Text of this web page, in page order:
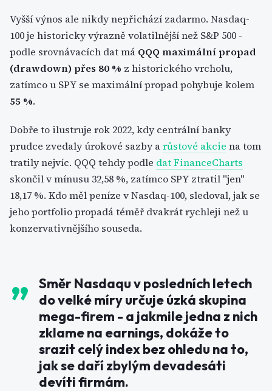
Vyšší výnos ale nikdy nepřichází zadarmo. Nasdaq-
100 je historicky výrazně volatilnější než S&P 500 -
podle srovnávacích dat má QQQ maximální propad
(drawdown) přes 80 % z historického vrcholu,
zatímco u SPY se maximální propad pohybuje kolem
55 %.
Dobře to ilustruje rok 2022, kdy centrální banky
prudce zvedaly úrokové sazby arůstové akcie na tom
tratily nejvíc. QQQ tehdy podle dat FinanceCharts
skončil v mínusu 32,58 %, zatímco SPY ztratil "jen"
18,17 %. Kdo měl peníze v Nasdaq-100, sledoval, jak se
jeho portfolio propadá téměř dvakrát rychleji než u
konzervativnějšího souseda.
Směr Nasdaqu v posledních letech
do velké míry určuje úzká skupina
mega-firem - a jakmile jedna z nich
zklame na earnings, dokáže to
srazit celý index bez ohledu na to,
jak se daří zbylým devadesáti
devíti firmám.